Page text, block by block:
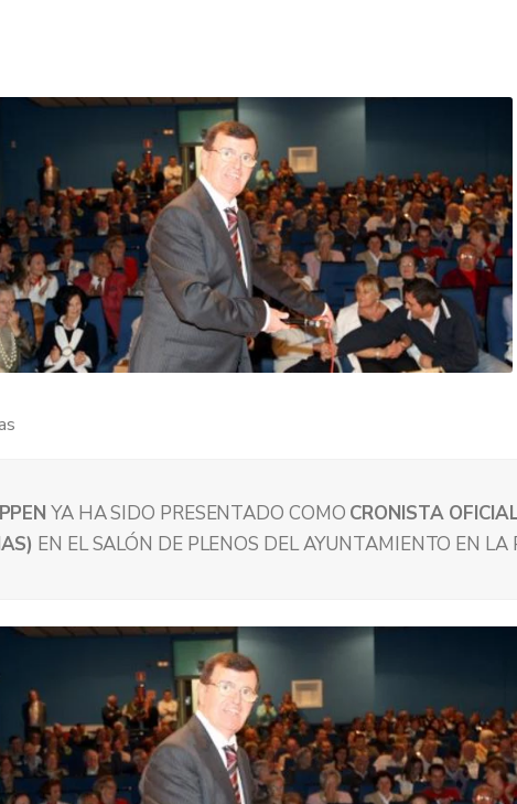
YA HA SIDO PRESENTADO COMO CRONISTA
EN EL SALÓN DE PLENOS DEL AYUNTAMIENTO EN LA